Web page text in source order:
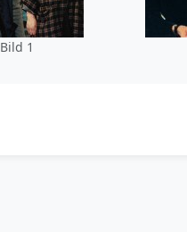
Bild 1